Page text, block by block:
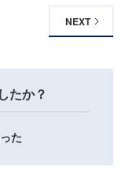
NEXT
たか？
た